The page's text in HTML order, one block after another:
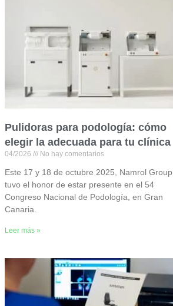
Pulidoras para podología: cómo
elegir la adecuada para tu clínica
04/2026 No hay comentarios
Este 17 y 18 de octubre 2025, Namrol Group
tuvo el honor de estar presente en el 54
Congreso Nacional de Podología, en Gran
Canaria.
Leer más »